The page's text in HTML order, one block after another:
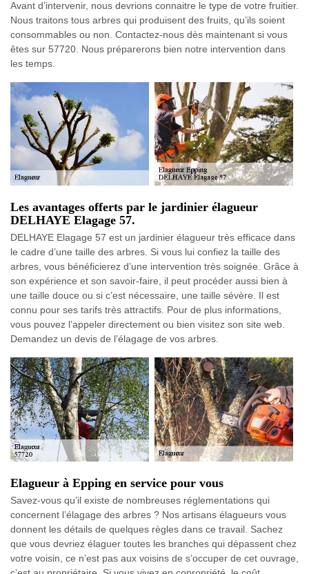
Avant d’intervenir, nous devrions connaitre le type de votre fruitier.
Nous traitons tous arbres qui produisent des fruits, qu’ils soient
consommables ou non. Contactez-nous dès maintenant si vous
êtes sur 57720. Nous préparerons bien notre intervention dans
les temps.
Les avantages offerts par le jardinier élagueur
DELHAYE Elagage 57.
DELHAYE Elagage 57 est un jardinier élagueur très efficace dans
le cadre d’une taille des arbres. Si vous lui confiez la taille des
arbres, vous bénéficierez d’une intervention très soignée. Grâce à
son expérience et son savoir-faire, il peut procéder aussi bien à
une taille douce ou si c’est nécessaire, une taille sévère. Il est
connu pour ses tarifs très attractifs. Pour de plus informations,
vous pouvez l’appeler directement ou bien visitez son site web.
Demandez un devis de l’élagage de vos arbres.
Elagueur à Epping en service pour vous
Savez-vous qu’il existe de nombreuses réglementations qui
concernent l’élagage des arbres ? Nos artisans élagueurs vous
donnent les détails de quelques règles dans ce travail. Sachez
que vous devriez élaguer toutes les branches qui dépassent chez
votre voisin, ce n’est pas aux voisins de s’occuper de cet ouvrage,